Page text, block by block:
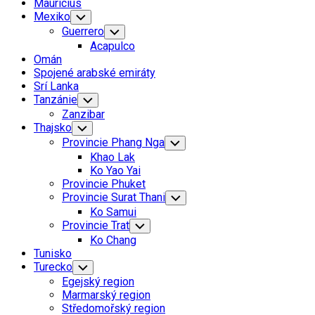
Mauricius
Mexiko Toggle
Child
Menu
Guerrero Toggle
Child
Menu
Acapulco
Omán
Spojené arabské emiráty
Srí Lanka
Tanzánie Toggle
Child
Menu
Zanzibar
Thajsko Toggle
Child
Menu
Provincie Phang Nga Toggle
Child
Khao Lak
Ko Yao Yai
Provincie Phuket
Provincie Surat Thani Toggle
Child
Ko Samui
Provincie Trat Toggle
Child
Menu
Ko Chang
Tunisko
Turecko Toggle
Child
Menu
Egejský region
Marmarský region
Středomořský region